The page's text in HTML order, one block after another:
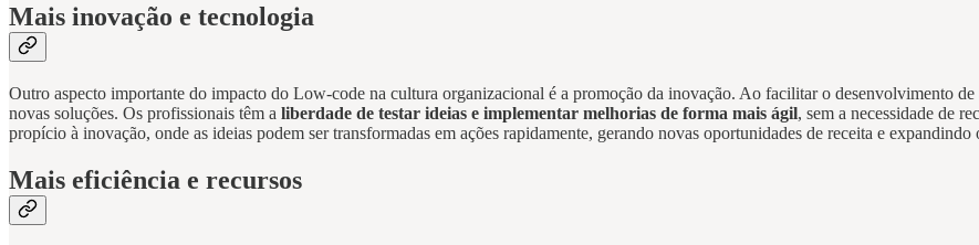
Mais inovação e tecnologia
Outro aspecto importante do impacto do Low-code na cultura organizacional é a promoção da inovação. Ao facilitar o desenvolvimento
novas soluções. Os profissionais têm a liberdade de testar ideias e implementar melhorias de forma mais ágil, sem a necessidade de
propício à inovação, onde as ideias podem ser transformadas em ações rapidamente, gerando novas oportunidades de receita e
Mais eficiência e recursos